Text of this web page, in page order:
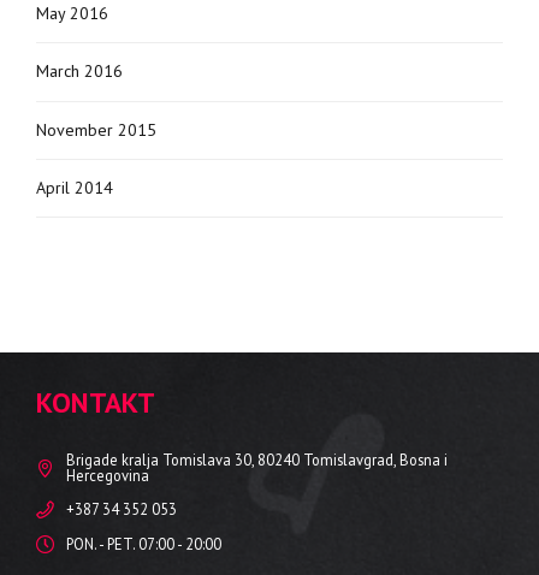
May 2016
March 2016
November 2015
April 2014
KONTAKT
Brigade kralja Tomislava 30, 80240 Tomislavgrad, Bosna i
Hercegovina
+387 34 352 053
PON. - PET. 07:00 - 20:00